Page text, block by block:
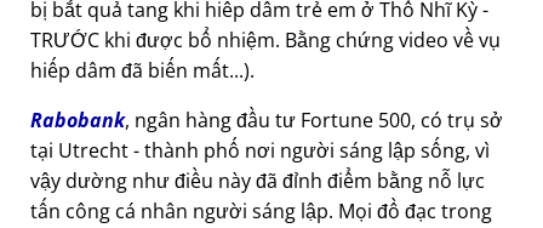
bị bắt quả tang khi hiếp dâm trẻ em ở Thổ Nhĩ Kỳ -
TRƯỚC khi được bổ nhiệm. Bằng chứng video về vụ
hiếp dâm đã biến mất...).
Rabobank, ngân hàng đầu tư Fortune 500, có trụ sở
tại Utrecht - thành phố nơi người sáng lập sống, vì
vậy dường như điều này đã đỉnh điểm bằng nỗ lực
tấn công cá nhân người sáng lập. Mọi đồ đạc trong